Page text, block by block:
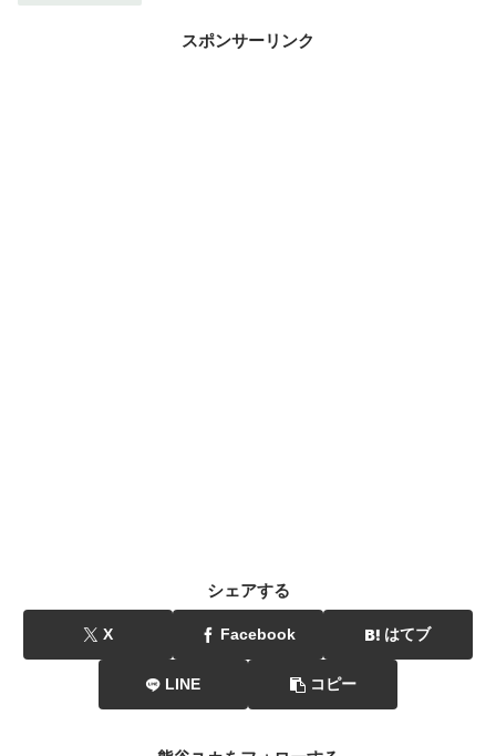
スポンサーリンク
シェアする
X Facebook はてブ
LINE コピー